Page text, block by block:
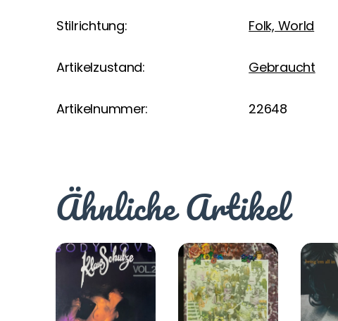
Stilrichtung: Folk, World
Artikelzustand: Gebraucht
Artikelnummer: 22648
Ähnliche Artikel